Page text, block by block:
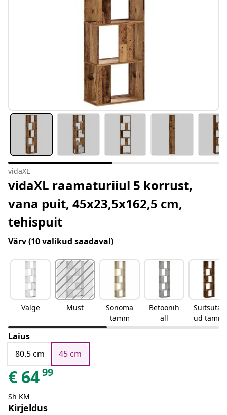
vidaXL
vidaXL raamaturiiul 5 korrust,
vana puit, 45x23,5x162,5 cm,
tehispuit
Värv(10 valikud saadaval)
Valge Must
Sonoma
tamm
Betoonih
all
Suitsutat
ud tamm
Laius
80.5 cm
45 cm
€ 6499
Sh KM
Kirjeldus